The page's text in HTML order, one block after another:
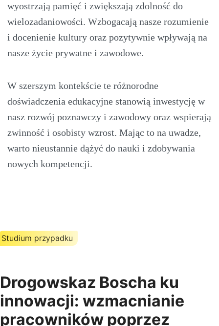
wyostrzają pamięć i zwiększają zdolność do
wielozadaniowości. Wzbogacają nasze rozumienie
i docenienie kultury oraz pozytywnie wpływają na
nasze życie prywatne i zawodowe.
W szerszym kontekście te różnorodne
doświadczenia edukacyjne stanowią inwestycję w
nasz rozwój poznawczy i zawodowy oraz wspierają
zwinność i osobisty wzrost. Mając to na uwadze,
warto nieustannie dążyć do nauki i zdobywania
nowych kompetencji.
Studium przypadku
Drogowskaz Boscha ku
innowacji: wzmacnianie
pracowników poprzez